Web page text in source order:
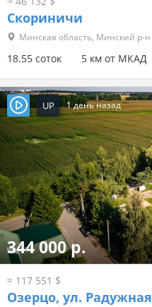
Скориничи
Минская область, Минский р-н
18.55 соток 5 км от МКАД
UP 1 день назад
344 000 р.
≈ 117 551 $
Озерцо, ул. Радужная